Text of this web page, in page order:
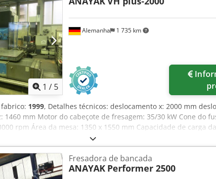
1 / 5
Alemanha 1 735 km
1999, Detalhes técnicos: deslocamento x: 2000 mm
1460 mm Motor do cabeçote de fresagem: 35/30 kW Cone do
rpm Área da mesa: 1350 x 1550 mm Capacidade de carga
- 3000 mm/min Velocidade de avanço rápido: 10 m/min
24 t com comando CNC HEIDENHAIN TNC 426 Eixo B
automático horizontal - vertical Cjdpfxev Rdzbe Aiijha
Fresadora de bancada
ANAYAK Performer 2500